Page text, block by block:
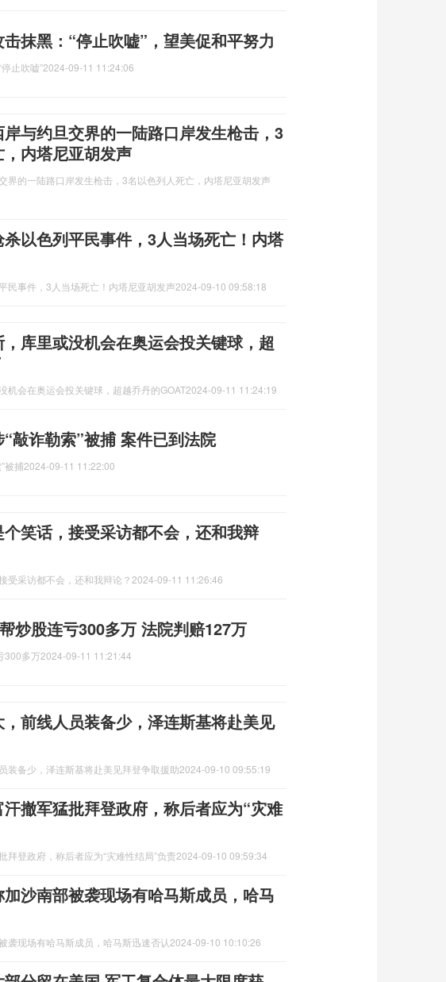
抹黑：“停止吹嘘”，望美促和平努力
止吹嘘”2024-09-11 11:24:06
与约旦交界的一陆路口岸发生枪击，3
内塔尼亚胡发声
界的一陆路口岸发生枪击，3名以色列人死亡，内塔尼亚胡发声
以色列平民事件，3人当场死亡！内塔
民事件，3人当场死亡！内塔尼亚胡发声2024-09-10 09:58:18
库里或没机会在奥运会投关键球，超
机会在奥运会投关键球，超越乔丹的GOAT2024-09-11 11:24:19
敲诈勒索”被捕 案件已到法院
被捕2024-09-11 11:22:00
笑话，接受采访都不会，还和我辩
受采访都不会，还和我辩论？ 2024-09-11 11:26:46
炒股连亏300多万 法院判赔127万
300多万2024-09-11 11:21:44
前线人员装备少，泽连斯基将赴美见
装备少，泽连斯基将赴美见拜登争取援助2024-09-10 09:55:19
撤军猛批拜登政府，称后者应为“灾难
拜登政府，称后者应为“灾难性结局”负责2024-09-10 09:59:34
沙南部被袭现场有哈马斯成员，哈马
袭现场有哈马斯成员，哈马斯迅速否认2024-09-10 10:10:26